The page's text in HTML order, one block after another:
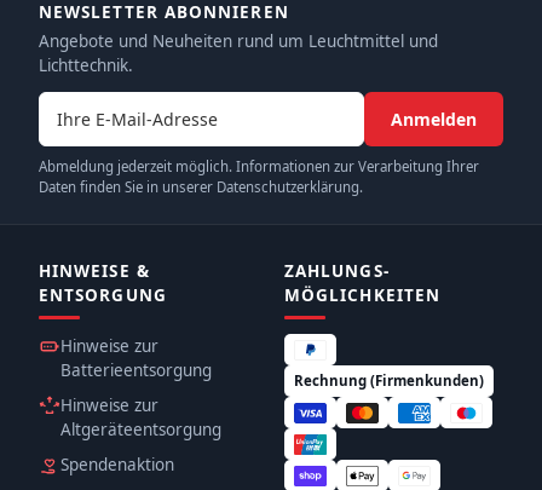
NEWSLETTER ABONNIEREN
Angebote und Neuheiten rund um Leuchtmittel und
Lichttechnik.
E-Mail-Adresse
Anmelden
Abmeldung jederzeit möglich. Informationen zur Verarbeitung Ihrer
Daten finden Sie in unserer Datenschutzerklärung.
HINWEISE &
ENTSORGUNG
Hinweise zur
Batterieentsorgung
Hinweise zur
Altgeräteentsorgung
Spendenaktion
ZAHLUNGS­
MÖGLICHKEITEN
Rechnung (Firmenkunden)